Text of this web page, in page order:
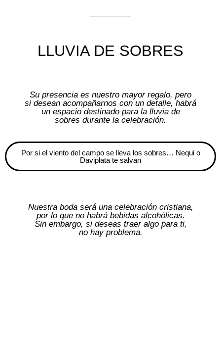
LLUVIA DE SOBRES
Su presencia es nuestro mayor regalo, pero
si desean acompañarnos con un detalle, habrá
un espacio destinado para la lluvia de
sobres durante la celebración.
Por si el viento del campo se lleva los sobres… Nequi o
Daviplata te salvan
Nuestra boda será una celebración cristiana,
por lo que no habrá bebidas alcohólicas.
Sin embargo, si deseas traer algo para ti,
no hay problema.